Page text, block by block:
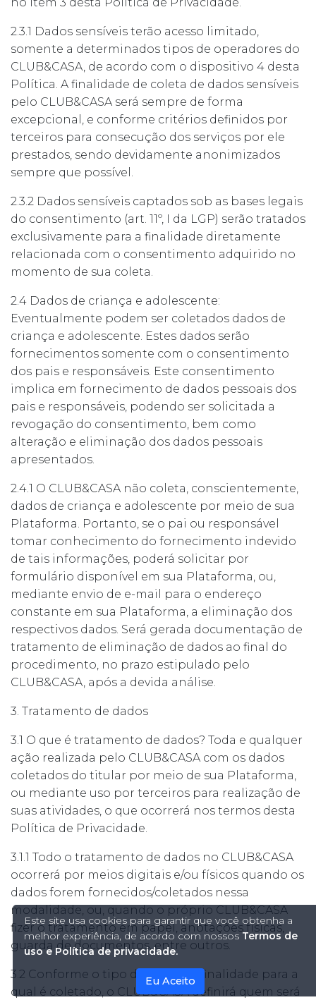
2.3.1 Dados sensíveis terão acesso limitado,
somente a determinados tipos de operadores do
CLUB&CASA, de acordo com o dispositivo 4 desta
Política. A finalidade de coleta de dados sensíveis
pelo CLUB&CASA será sempre de forma
excepcional, e conforme critérios definidos por
terceiros para consecução dos serviços por ele
prestados, sendo devidamente anonimizados
sempre que possível.
2.3.2 Dados sensíveis captados sob as bases legais
do consentimento (art. 11º, I da LGP) serão tratados
exclusivamente para a finalidade diretamente
relacionada com o consentimento adquirido no
momento de sua coleta.
2.4 Dados de criança e adolescente:
Eventualmente podem ser coletados dados de
criança e adolescente. Estes dados serão
fornecimentos somente com o consentimento
dos pais e responsáveis. Este consentimento
implica em fornecimento de dados pessoais dos
pais e responsáveis, podendo ser solicitada a
revogação do consentimento, bem como
alteração e eliminação dos dados pessoais
apresentados.
2.4.1 O CLUB&CASA não coleta, conscientemente,
dados de criança e adolescente por meio de sua
Plataforma. Portanto, se o pai ou responsável
tomar conhecimento do fornecimento indevido
de tais informações, poderá solicitar por
formulário disponível em sua Plataforma, ou,
mediante envio de e-mail para o endereço
constante em sua Plataforma, a eliminação dos
respectivos dados. Será gerada documentação de
tratamento de eliminação de dados ao final do
procedimento, no prazo estipulado pelo
CLUB&CASA, após a devida análise.
3. Tratamento de dados
3.1 O que é tratamento de dados? Toda e qualquer
ação realizada pelo CLUB&CASA com os dados
coletados do titular por meio de sua Plataforma,
ou mediante uso por terceiros para realização de
suas atividades, o que ocorrerá nos termos desta
Política de Privacidade.
3.1.1 Todo o tratamento de dados no CLUB&CASA
ocorrerá por meios digitais e/ou físicos quando os
dados forem fornecidos/coletados nessa
modalidade, ou, quando o próprio CLUB&CASA
fizer o tratamento em papel, anotações físicas,
guarda de documentos, entre outros.
3.2 Conforme o tipo de dado e a finalidade para a
qual é coletado, o CLUB&CASA definirá quem será
Este site usa cookies para garantir que você obtenha a
melhor experiência, de acordo com nossosTermos de
uso e Política de privacidade.
Eu Aceito